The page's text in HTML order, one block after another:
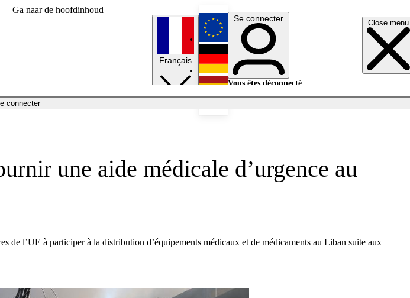
Ga naar de hoofdinhoud
Close menu
connecter
Français
English
Deutsch
Se connecter
Vous êtes déconnecté.
une aide médicale d’urgence au
de l’UE à participer à la distribution d’équipements médicaux et de médicaments au Liban suite aux